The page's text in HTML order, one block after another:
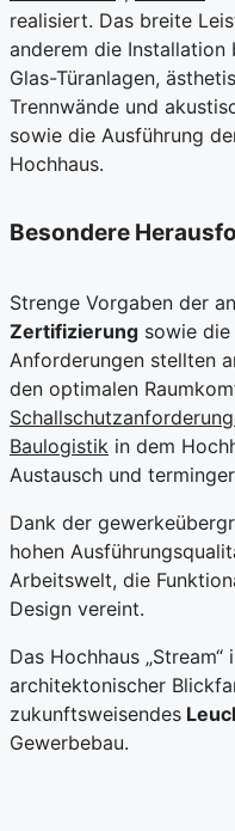
realisiert. Das breite
anderem die
Glas-Türanlagen,
Trennwände und
sowie die Ausführung
Hochhaus.
Besondere
Strenge Vorgaben der
Zertifizierung sowie
Anforderungen stellten
den optimalen
Baulogistik in dem
Austausch und
Dank der
hohen
Arbeitswelt, die
Design vereint.
Das Hochhaus
architektonischer
zukunftsweisendes
Gewerbebau.